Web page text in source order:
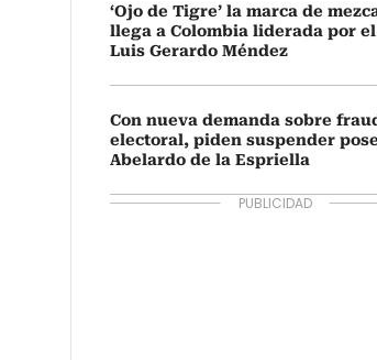
‘Ojo de Tigre’ la marca de
llega a Colombia liderada por
Luis Gerardo Méndez
Con nueva demanda sobre
electoral, piden suspender
Abelardo de la Espriella